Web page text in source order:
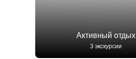
Активный отдых
3 экскурсии